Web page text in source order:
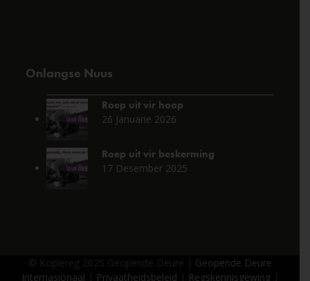
Onlangse Nuus
Roep uit vir hoop
26 Januarie 2026
Roep uit vir beskerming
17 Desember 2025
© Kopiereg 2025 Geopende Deure | Geopende Deure
Internasionaal | Privaatheidsbeleid | Regskennisgewing|